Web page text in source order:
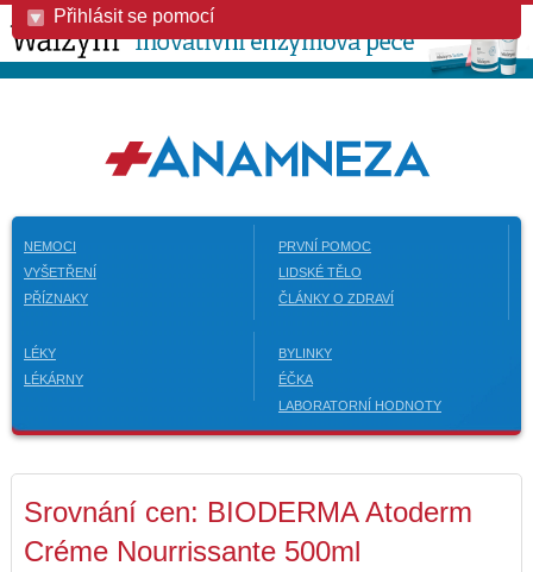
Přihlásit se pomocí
NEMOCI
VYŠETŘENÍ
PŘÍZNAKY
PRVNÍ POMOC
LIDSKÉ TĚLO
ČLÁNKY O ZDRAVÍ
LÉKY
LÉKÁRNY
BYLINKY
ÉČKA
LABORATORNÍ HODNOTY
Srovnání cen: BIODERMA Atoderm
Créme Nourrissante 500ml